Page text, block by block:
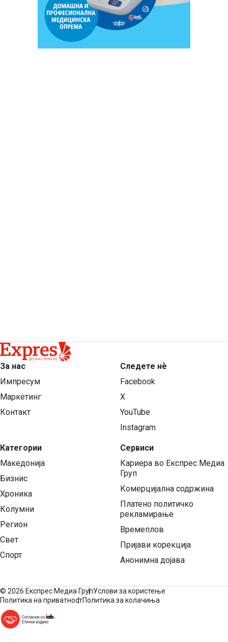
За нас
Импресум
Маркетинг
Контакт
Категории
Македонија
Бизнис
Хроника
Колумни
Регион
Свет
Спорт
Следете нѐ
Facebook
X
YouTube
Instagram
Сервиси
Кариера во Експрес Медиа
Груп
Комерцијална содржина
Платено политичко
рекламирање
Времеплов
Пријави корекција
Анонимна дојава
© 2026 Експрес Медиа ГрупУслови за користење
Политика на приватностПолитика за колачиња